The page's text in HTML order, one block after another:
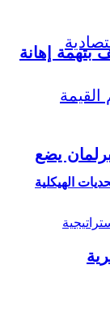
الهيكلية
بتهمة إهانة
يضع